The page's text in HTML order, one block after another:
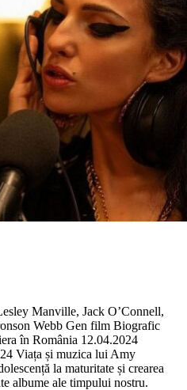
Manville, Jack O’Connell,
Webb Gen film Biografic
în România 12.04.2024
Viața și muzica lui Amy
la maturitate și crearea
albume ale timpului nostru.